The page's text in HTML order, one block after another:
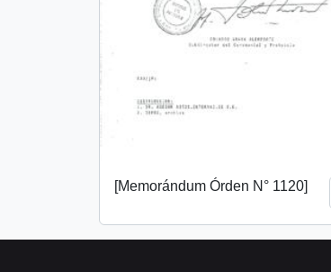
[Memorándum Órden N° 1120]